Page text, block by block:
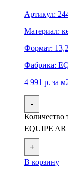
Артикул:
Материал:
Формат:
Фабрика:
4 991 р. за
-
Количество
EQUIPE
+
В корзину